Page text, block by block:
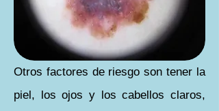
Otros factores de riesgo son tener la
piel, los ojos y los cabellos claros,